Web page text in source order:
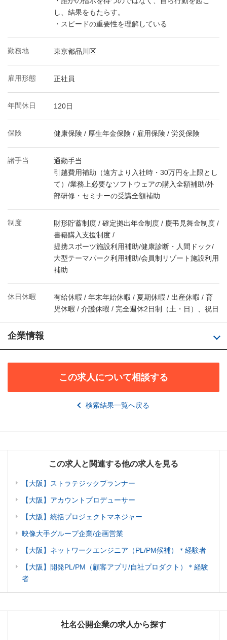
し、結果をもたらす。
・スピードの重要性を理解している
勤務地 東京都品川区
雇用形態 正社員
年間休日 120日
保険 健康保険 / 厚生年金保険 / 雇用保険 / 労災保険
諸手当
通勤手当
引越費用補助（遠方より入社時・30万円を上限とし
て）/業務上必要なソフトウェアの購入全額補助/外
部研修・セミナーの受講全額補助
制度
財形貯蓄制度 / 確定拠出年金制度 / 慶弔見舞金制度 /
書籍購入支援制度 /
提携スポーツ施設利用補助/健康診断・人間ドック/
大型テーマパーク利用補助/会員制リゾート施設利用
補助
休日休暇
有給休暇 / 年末年始休暇 / 夏期休暇 / 出産休暇 / 育
児休暇 / 介護休暇 / 完全週休2日制（土・日）、祝日
企業情報
この求人について相談する
検索結果一覧へ戻る
この求人と関連する他の求人を見る
【大阪】ストラテジックプランナー
【大阪】アカウントプロデューサー
【大阪】統括プロジェクトマネジャー
映像大手グループ企業/企画営業
【大阪】ネットワークエンジニア（PL/PM候補）＊経験者
【大阪】開発PL/PM（顧客アプリ/自社プロダクト）＊経験
者
社名公開企業の求人から探す